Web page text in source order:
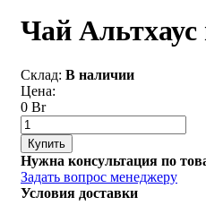
Чай Альтхаус
Склад: В наличии
Цена:
0 Br
Купить
Нужна консультация по
Задать вопрос менеджеру
Условия доставки